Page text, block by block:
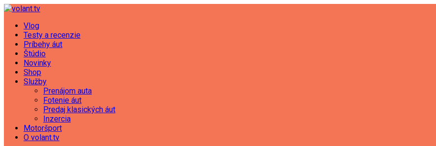
Vlog
Testy a recenzie
Príbehy áut
Štúdio
Novinky
Shop
Služby
Prenájom auta
Fotenie áut
Predaj klasických áut
Inzercia
Motoršport
O volant.tv